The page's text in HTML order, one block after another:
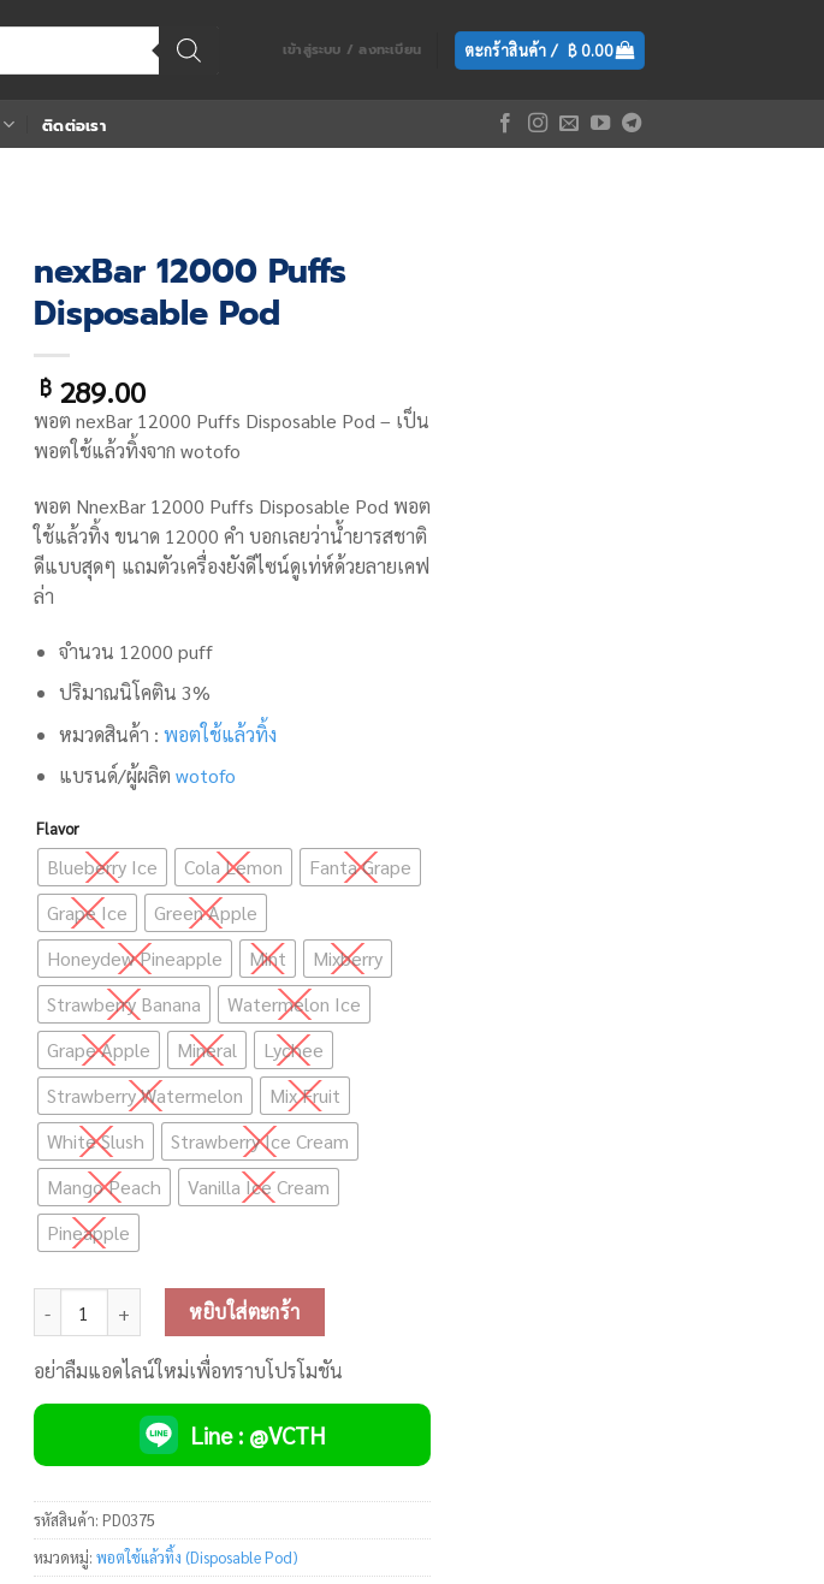
เข้าสู่ระบบ / ลงทะเบียน ตะกร้าสินค้า / ฿0.00
ติดต่อเรา
nexBar 12000 Puffs
Disposable Pod
฿289.00
พอต nexBar 12000 Puffs Disposable Pod – เป็น
พอตใช้แล้วทิ้งจาก wotofo
พอต NnexBar 12000 Puffs Disposable Pod พอต
ใช้แล้วทิ้ง ขนาด 12000 คำ บอกเลยว่าน้ำยารสชาติ
ดีแบบสุดๆ แถมตัวเครื่องยังดีไซน์ดูเท่ห์ด้วยลายเคฟ
ล่า
จำนวน 12000 puff
ปริมาณนิโคติน 3%
หมวดสินค้า : พอตใช้แล้วทิ้ง
แบรนด์/ผู้ผลิต wotofo
Flavor
Blueberry Ice Cola Lemon
Fanta Grape
Grape Ice
Green Apple
Honeydew Pineapple
Mint
Mixberry
Strawberry Banana
Watermelon Ice
Grape Apple
Mineral
Lychee
Strawberry Watermelon
Mix Fruit
White Slush
Strawberry Ice Cream
Mango Peach
Vanilla Ice Cream
Pineapple
จำนวน nexBar 12000 Puffs Disposable Pod ชิ้น
หยิบใส่ตะกร้า
อย่าลืมแอดไลน์ใหม่เพื่อทราบโปรโมชัน
Line : @VCTH
รหัสสินค้า: PD0375
หมวดหมู่: พอตใช้แล้วทิ้ง (Disposable Pod)